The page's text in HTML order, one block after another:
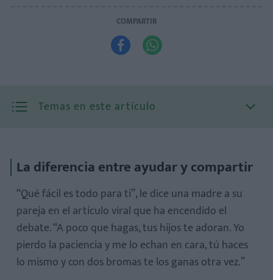
COMPARTIR
 
Temas en este artículo
La diferencia entre ayudar y compartir
“Qué fácil es todo para ti”, le dice una madre a su
pareja en el artículo viral que ha encendido el
debate. “A poco que hagas, tus hijos te adoran. Yo
pierdo la paciencia y me lo echan en cara, tú haces
lo mismo y con dos bromas te los ganas otra vez.”